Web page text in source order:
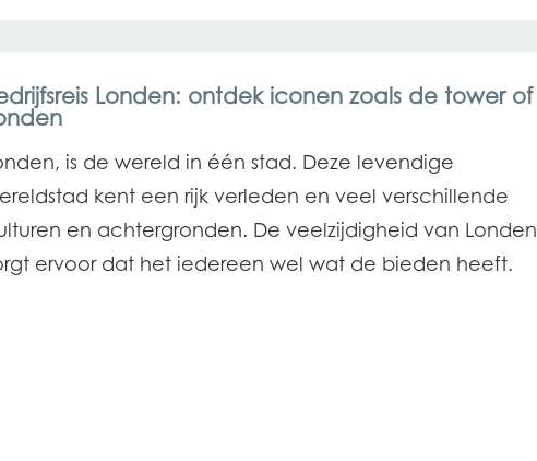
Londen: ontdek iconen zoals de tower of
is de wereld in één stad. Deze levendige
kent een rijk verleden en veel verschillende
en achtergronden. De veelzijdigheid van Londen
ervoor dat het iedereen wel wat de bieden heeft.